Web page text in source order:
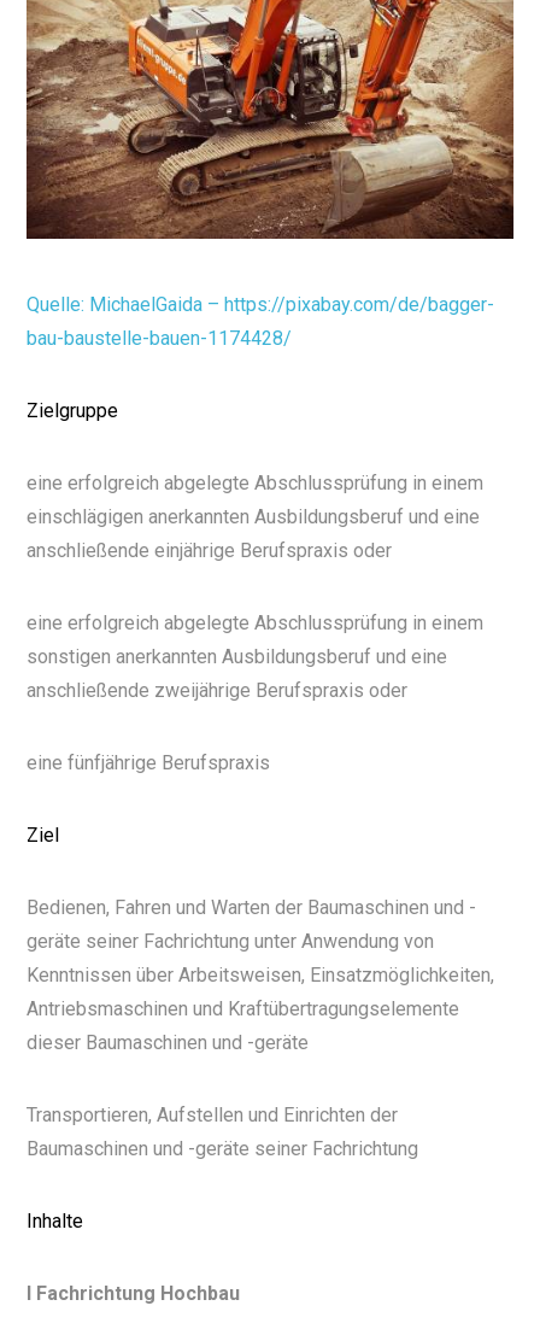
Quelle: MichaelGaida – https://pixabay.com/de/bagger-
bau-baustelle-bauen-1174428/
Zielgruppe
eine erfolgreich abgelegte Abschlussprüfung in einem
einschlägigen anerkannten Ausbildungsberuf und eine
anschließende einjährige Berufspraxis oder
eine erfolgreich abgelegte Abschlussprüfung in einem
sonstigen anerkannten Ausbildungsberuf und eine
anschließende zweijährige Berufspraxis oder
eine fünfjährige Berufspraxis
Ziel
Bedienen, Fahren und Warten der Baumaschinen und -
geräte seiner Fachrichtung unter Anwendung von
Kenntnissen über Arbeitsweisen, Einsatzmöglichkeiten,
Antriebsmaschinen und Kraftübertragungselemente
dieser Baumaschinen und -geräte
Transportieren, Aufstellen und Einrichten der
Baumaschinen und -geräte seiner Fachrichtung
Inhalte
I Fachrichtung Hochbau